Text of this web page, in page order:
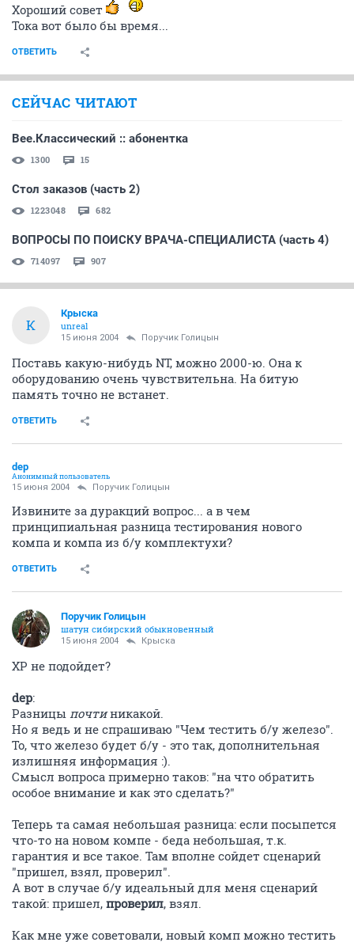
Хороший совет
Тока вот было бы время...
ОТВЕТИТЬ
СЕЙЧАС ЧИТАЮТ
Bee.Классический :: абонентка
1300 15
Стол заказов (часть 2)
1223048 682
ВОПРОСЫ ПО ПОИСКУ ВРАЧА-СПЕЦИАЛИСТА (часть 4)
714097 907
К
Крыска
unreal
15 июня 2004 Поручик Голицын
Поставь какую-нибудь NT, можно 2000-ю. Она к
оборудованию очень чувствительна. На битую
память точно не встанет.
ОТВЕТИТЬ
dep
Анонимный пользователь
15 июня 2004 Поручик Голицын
Извините за дуракций вопрос... а в чем
принципиальная разница тестирования нового
компа и компа из б/у комплектухи?
ОТВЕТИТЬ
Поручик Голицын
шатун сибирский обыкновенный
15 июня 2004 Крыска
ХР не подойдет?
dep:
Разницы почтиникакой.
Но я ведь и не спрашиваю "Чем тестить б/у железо".
То, что железо будет б/у - это так, дополнительная
излишняя информация :).
Смысл вопроса примерно таков: "на что обратить
особое внимание и как это сделать?"
Теперь та самая небольшая разница: если посыпется
что-то на новом компе - беда небольшая, т.к.
гарантия и все такое. Там вполне сойдет сценарий
"пришел, взял, проверил".
А вот в случае б/у идеальный для меня сценарий
такой: пришел, проверил, взял.
Как мне уже советовали, новый комп можно тестить